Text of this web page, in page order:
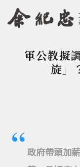
您在這裡
軍公教擬
旋」
政府帶頭加